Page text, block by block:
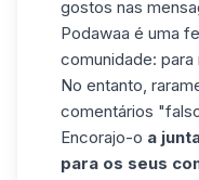
gostos nas
Podawaa é uma
comunidade:
No entanto,
comentários
Encorajo-o a
para os seus